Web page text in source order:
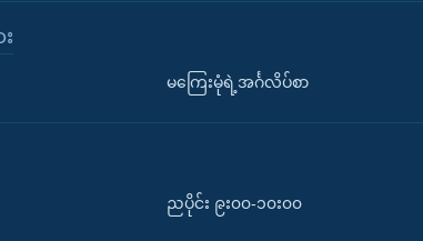
မကြေးမုံရဲ့အင်္ဂလိပ်စာ
ညပိုင်း ၉း၀၀-၁၀း၀၀